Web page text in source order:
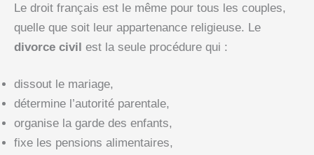
Le droit français est le même pour tous les couples,
quelle que soit leur appartenance religieuse. Le
divorce civil est la seule procédure qui :
dissout le mariage,
détermine l’autorité parentale,
organise la garde des enfants,
fixe les pensions alimentaires,